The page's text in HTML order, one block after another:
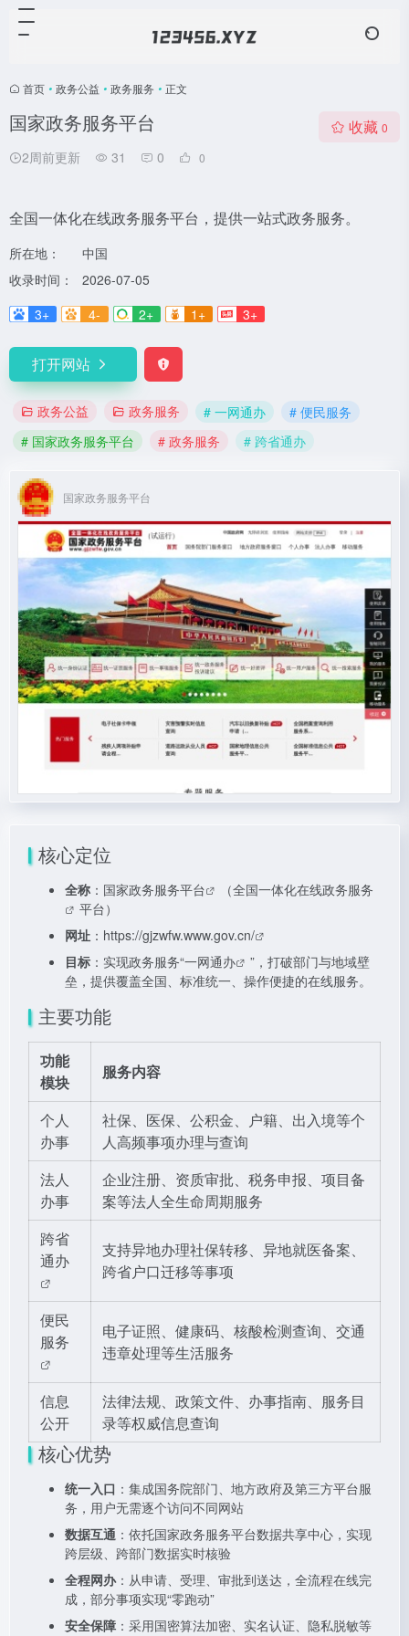
首页 • 政务公益 • 政务服务 • 正文
国家政务服务平台
2周前更新 31 0 0
收藏 0
全国一体化在线政务服务平台，提供一站式政务服务。
所在地：
中国
收录时间：
2026-07-05
3+
4- 2+ 1+ 3+
打开网站
政务公益 政务服务 # 一网通办
# 便民服务
# 国家政务服务平台
# 政务服务 # 跨省通办
国家政务服务平台
核心定位
全称 ： 国家政务服务平台 （全国一体化在线政务服务
平台）
网址 ： https://gjzwfw.www.gov.cn/
目标 ：实现政务服务“一网通办
”，打破部门与地域壁
垒，提供覆盖全国、标准统一、操作便捷的在线服务。
主要功能
功能
模块
服务内容
个人
办事
社保、医保、公积金、户籍、出入境等个
人高频事项办理与查询
法人
办事
企业注册、资质审批、税务申报、项目备
案等法人全生命周期服务
跨省
通办
支持异地办理社保转移、异地就医备案、
跨省户口迁移等事项
便民
服务
电子证照、健康码、核酸检测查询、交通
违章处理等生活服务
信息
公开
法律法规、政策文件、办事指南、服务目
录等权威信息查询
核心优势
统一入口 ：集成国务院部门、地方政府及第三方平台服
务，用户无需逐个访问不同网站
数据互通 ：依托国家政务服务平台数据共享中心，实现
跨层级、跨部门数据实时核验
全程网办：从申请、受理、审批到送达，全流程在线完
成，部分事项实现“零跑动”
安全保障 ：采用国密算法加密、实名认证、隐私脱敏等